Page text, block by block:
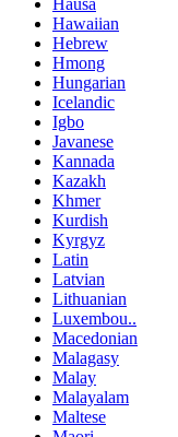
Hawaiian
Hebrew
Hmong
Hungarian
Icelandic
Igbo
Javanese
Kannada
Kazakh
Khmer
Kurdish
Kyrgyz
Latin
Latvian
Lithuanian
Luxembou..
Macedonian
Malagasy
Malay
Malayalam
Maltese